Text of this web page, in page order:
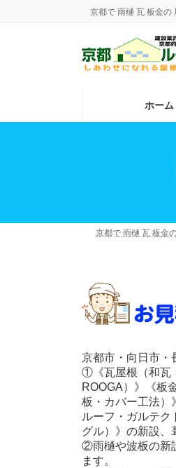
ッ
移
京都で 雨樋 瓦 板金の
ホーム
京都で 雨樋 瓦 板金
京都市・向日市・
①《瓦屋根（和瓦
ROOGA）》《板
板・カバー工法）
ルーフ・ガルテク
グル）》の新設、
②雨樋や波板の新
ます。